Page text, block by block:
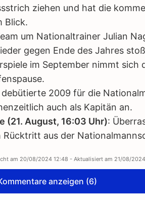
ziehen und hat die
Blick.
um Nationaltrainer Julian
gegen Ende des Jahres
im September nimmt sich
debütierte 2009 für die
auch als Kapitän an.
(21. August, 16:03 Uhr):
Rücktritt aus der
am 20/08/2024 12:48 - Aktualisiert am 21/08/
anzeigen (6)